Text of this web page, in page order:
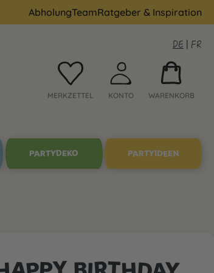
AbholungTeamRatgeber & Inspiration
DE | FR
MERKZETTEL KONTO WARENKORB
PARTYDEKO PARTYIDEEN